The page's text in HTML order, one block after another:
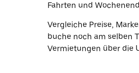
Fahrten und
Vergleiche Preise,
buche noch am selben
Vermietungen über die